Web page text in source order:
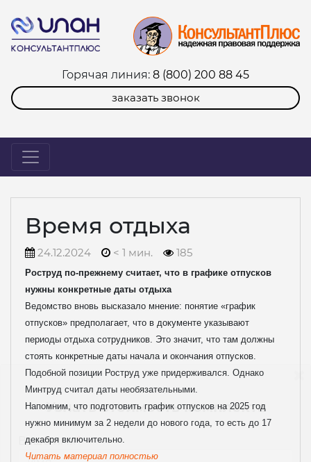
Горячая линия: 8 (800) 200 88 45
заказать звонок
Время отдыха
24.12.2024 < 1 мин. 185
Роструд по-прежнему считает, что в графике отпусков
нужны конкретные даты отдыха
Ведомство вновь высказало мнение: понятие «график
отпусков» предполагает, что в документе указывают
периоды отдыха сотрудников. Это значит, что там должны
стоять конкретные даты начала и окончания отпусков.
Подобной позиции Роструд уже придерживался. Однако
Минтруд считал даты необязательными.
Напомним, что подготовить график отпусков на 2025 год
нужно минимум за 2 недели до нового года, то есть до 17
декабря включительно.
Читать материал полностью
Узнать стоимость комплекта
Ваше имя*